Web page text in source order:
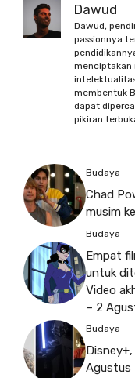
Dawud
Dawud,
passionnya
menciptakan
membentuk
dapat
pikiran
Budaya
Chad
musim
Budaya
Empat
untuk
Video
– 2
Budaya
Agustus